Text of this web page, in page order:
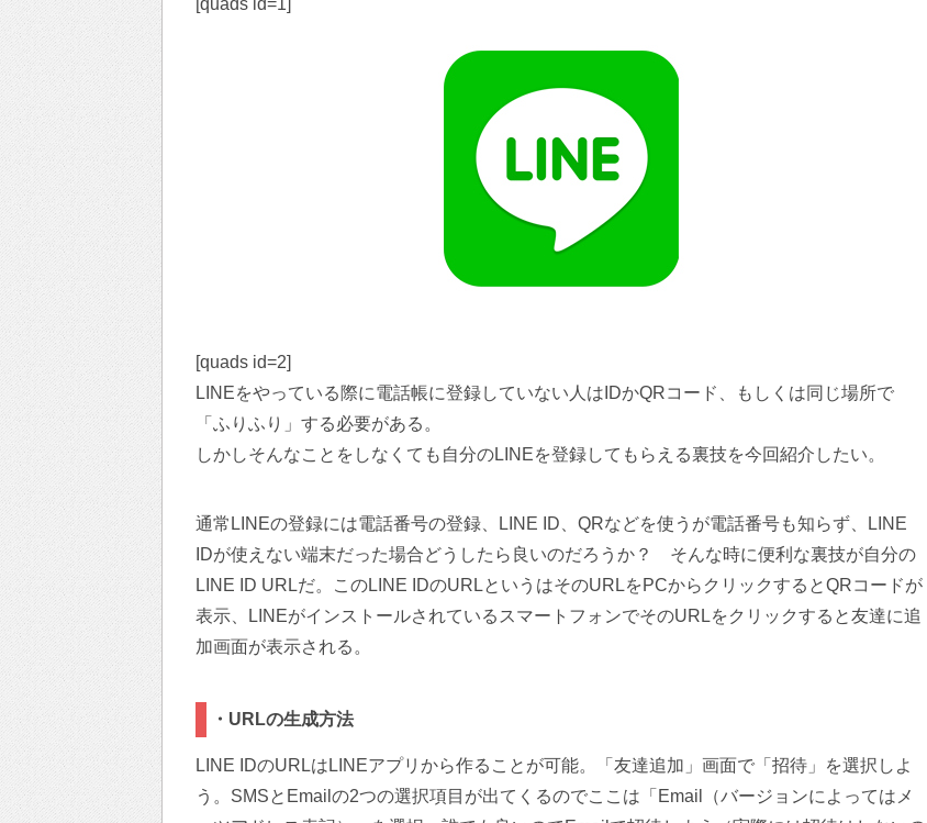
[quads id=1]
[quads id=2]
LINEをやっている際に電話帳に登録していない人はIDかQRコード、もしくは同じ場所で
「ふりふり」する必要がある。
しかしそんなことをしなくても自分のLINEを登録してもらえる裏技を今回紹介したい。
通常LINEの登録には電話番号の登録、LINE ID、QRなどを使うが電話番号も知らず、LINE
IDが使えない端末だった場合どうしたら良いのだろうか？ そんな時に便利な裏技が自分の
LINE ID URLだ。このLINE IDのURLというはそのURLをPCからクリックするとQRコードが
表示、LINEがインストールされているスマートフォンでそのURLをクリックすると友達に追
加画面が表示される。
・URLの生成方法
LINE IDのURLはLINEアプリから作ることが可能。「友達追加」画面で「招待」を選択しよ
う。SMSとEmailの2つの選択項目が出てくるのでここは「Email（バージョンによってはメ